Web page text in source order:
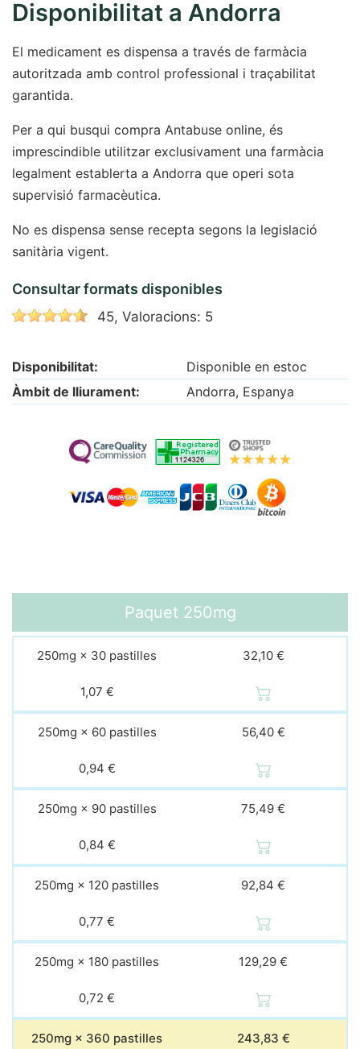
Disponibilitat a Andorra
El medicament es dispensa a través de farmàcia
autoritzada amb control professional i traçabilitat
garantida.
Per a qui busqui compra Antabuse online, és
imprescindible utilitzar exclusivament una farmàcia
legalment establerta a Andorra que operi sota
supervisió farmacèutica.
No es dispensa sense recepta segons la legislació
sanitària vigent.
Consultar formats disponibles
45, Valoracions: 5
Paquet250mg
250mg × 30 pastilles 32,10 €
1,07 €
250mg × 60 pastilles 56,40 €
0,94 €
250mg × 90 pastilles 75,49 €
0,84 €
250mg × 120 pastilles 92,84 €
0,77 €
250mg × 180 pastilles 129,29 €
0,72 €
250mg × 360 pastilles 243,83 €
Disponibilitat:
Disponible en estoc
Àmbit de lliurament:
Andorra, Espanya